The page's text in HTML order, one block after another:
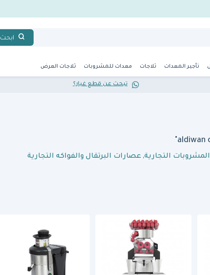
ابحث
تأجير المعدات ثلاجات معدات للمشروبات ثلاجات العرض
تبحث عن قطع غيار؟
التجارية, عصارات البرتقال والفواكه التجارية